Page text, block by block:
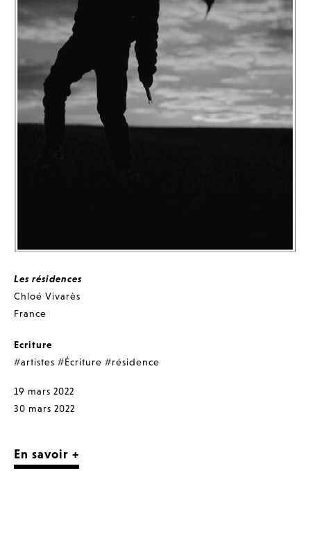
Les résidences
Chloé Vivarès
France
Ecriture
#artistes #Écriture #résidence
19 mars 2022
30 mars 2022
En savoir +